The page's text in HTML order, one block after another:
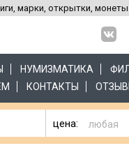
марки, открытки,
НУМИЗМАТИКА
КОНТАКТЫ
цена: